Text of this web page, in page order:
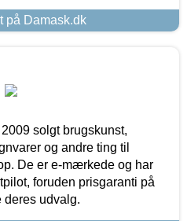
på Damask.dk
solgt brugskunst,
og andre ting til
De er e-mærkede og har
foruden prisgaranti på
deres udvalg.